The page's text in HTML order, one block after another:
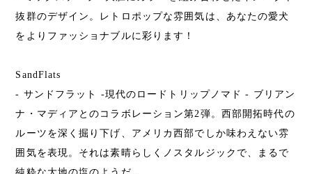
抜群のデザイン。レトロポップな雰囲気は、あなたの愛犬
をよりファッショナブルに彩ります！
SandFlats
- サンドフラット -現代のロードトリップノマド - ブリアン
ナ・マディアとのコラボレーション第2弾。西部開拓時代の
ルーツを深く掘り下げ、アメリカ西部でしか味わえない雰
囲気を表現。それは素晴らしくノスタルジックで、まるで